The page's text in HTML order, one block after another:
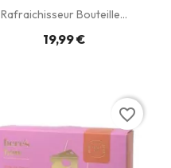
Rafraichisseur Bouteille...
19,99 €
favorite_border